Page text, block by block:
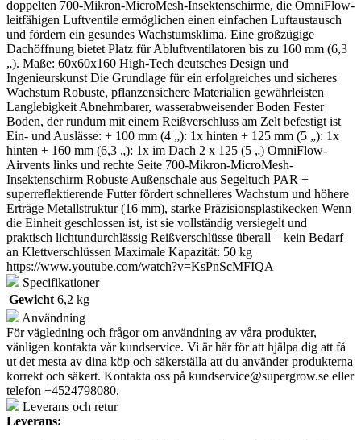
doppelten 700-Mikron-MicroMesh-Insektenschirme, die OmniFlow-
leitfähigen Luftventile ermöglichen einen einfachen Luftaustausch
und fördern ein gesundes Wachstumsklima. Eine großzügige
Dachöffnung bietet Platz für Abluftventilatoren bis zu 160 mm (6,3
„). Maße: 60x60x160 High-Tech deutsches Design und
Ingenieurskunst Die Grundlage für ein erfolgreiches und sicheres
Wachstum Robuste, pflanzensichere Materialien gewährleisten
Langlebigkeit Abnehmbarer, wasserabweisender Boden Fester
Boden, der rundum mit einem Reißverschluss am Zelt befestigt ist
Ein- und Auslässe: + 100 mm (4 „): 1x hinten + 125 mm (5 „): 1x
hinten + 160 mm (6,3 „): 1x im Dach 2 x 125 (5 „) OmniFlow-
Airvents links und rechte Seite 700-Mikron-MicroMesh-
Insektenschirm Robuste Außenschale aus Segeltuch PAR +
superreflektierende Futter fördert schnelleres Wachstum und höhere
Erträge Metallstruktur (16 mm), starke Präzisionsplastikecken Wenn
die Einheit geschlossen ist, ist sie vollständig versiegelt und
praktisch lichtundurchlässig Reißverschlüsse überall – kein Bedarf
an Klettverschlüssen Maximale Kapazität: 50 kg
https://www.youtube.com/watch?v=KsPnScMFIQA
Specifikationer
Gewicht 6,2 kg
Användning
För vägledning och frågor om användning av våra produkter,
vänligen kontakta vår kundservice. Vi är här för att hjälpa dig att få
ut det mesta av dina köp och säkerställa att du använder produkterna
korrekt och säkert. Kontakta oss på kundservice@supergrow.se eller
telefon +4524798080.
Leverans och retur
Leverans: